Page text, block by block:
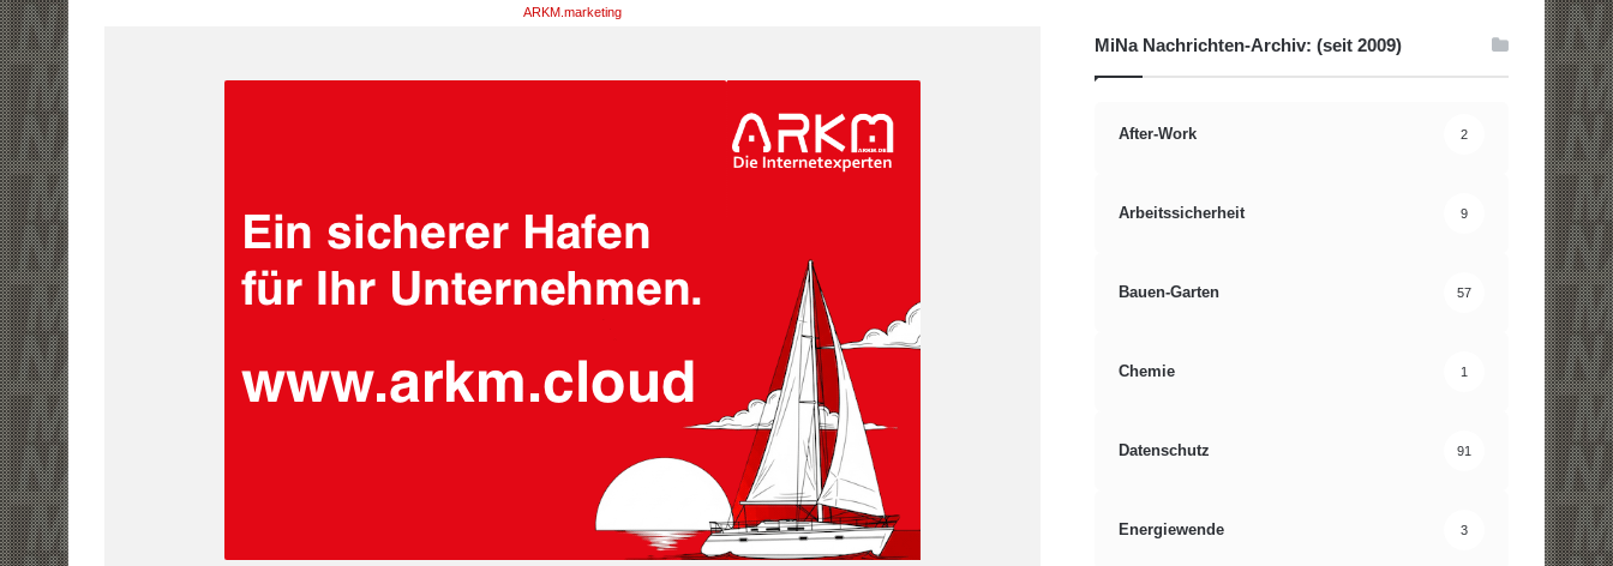
ARKM.marketing
MiNa Nachrichten-Archiv: (seit 2009)
After-Work 2
Arbeitssicherheit 9
Bauen-Garten 57
Chemie 1
Datenschutz 91
Energiewende 3